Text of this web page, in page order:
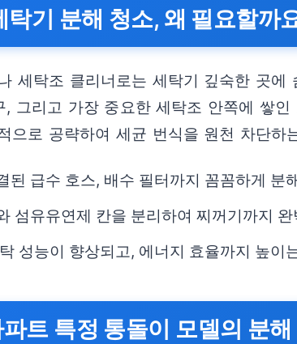
탁기 분해 청소, 왜 필요할까
세탁조 클리너로는 세탁기 깊숙한 곳
, 그리고 가장 중요한 세탁조 안쪽에 쌓
으로 공략하여 세균 번식을 원천 차단하
된 급수 호스, 배수 필터까지 꼼꼼하게 분
섬유유연제 칸을 분리하여 찌꺼기까지
성능이 향상되고, 에너지 효율까지 높이
트 특정 통돌이 모델의 분해